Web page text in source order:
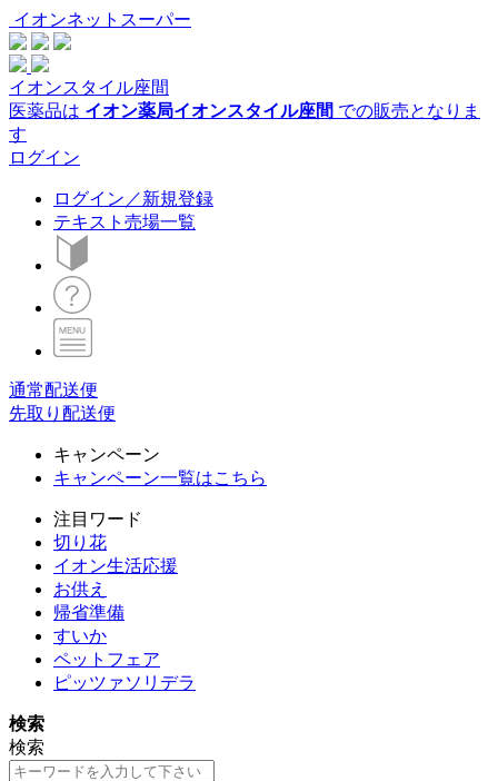
イオンネットスーパー
イオンスタイル座間
医薬品は イオン薬局イオンスタイル座間 での販売となりま
す
ログイン
ログイン／新規登録
テキスト売場一覧
通常配送便
先取り配送便
キャンペーン
キャンペーン一覧はこちら
注目ワード
切り花
イオン生活応援
お供え
帰省準備
すいか
ペットフェア
ピッツァソリデラ
検索
検索